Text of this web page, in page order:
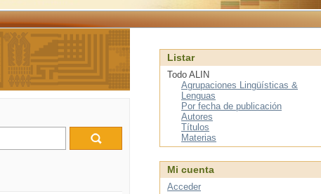
Listar
Todo ALIN
Agrupaciones Lingüísticas &
Lenguas
Por fecha de publicación
Autores
Títulos
Materias
Mi cuenta
Acceder